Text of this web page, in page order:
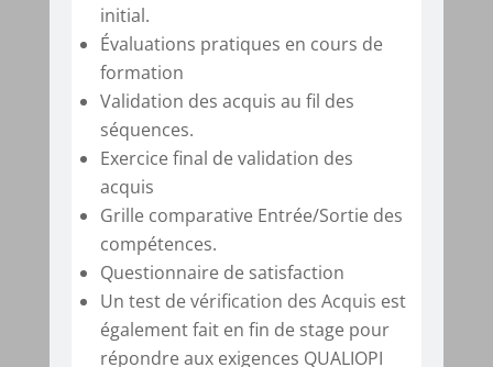
initial.
Évaluations pratiques en cours de
formation
Validation des acquis au fil des
séquences.
Exercice final de validation des
acquis
Grille comparative Entrée/Sortie des
compétences.
Questionnaire de satisfaction
Un test devérification des Acquis est
également fait en fin de stage pour
répondre aux exigences QUALIOPI